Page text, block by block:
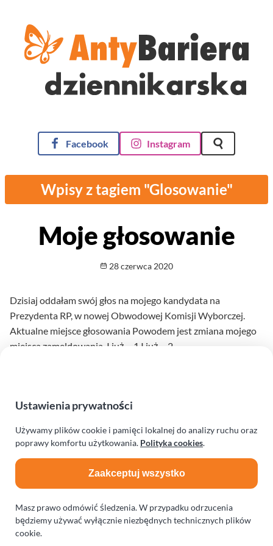
AntyBariera Dziennikarska
Facebook
Instagram Szukaj na
Wpisy z tagiem "Glosowanie"
Moje głosowanie
Opublikowano
28 czerwca 2020
Dzisiaj oddałam swój głos na mojego kandydata na
Prezydenta RP, w nowej Obwodowej Komisji Wyborczej.
Aktualne miejsce głosowania Powodem jest zmiana mojego
miejsca zameldowania. I już… 1 I już… 2
Obserwuj na Facebook
Obserwuj na Instagram
Czytaj przez RSS
Ustawienia prywatności
Używamy plików cookie i pamięci lokalnej do analizy ruchu oraz
poprawy komfortu użytkowania. Polityka cookies.
Zaakceptuj wszystko
Masz prawo odmówić śledzenia. W przypadku odrzucenia
będziemy używać wyłącznie niezbędnych technicznych plików
cookie.